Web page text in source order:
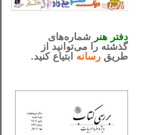
دفتر هنر شماره‌های
گذشته را می‌توانید از
طریق رسانه ابتیاع کنید.